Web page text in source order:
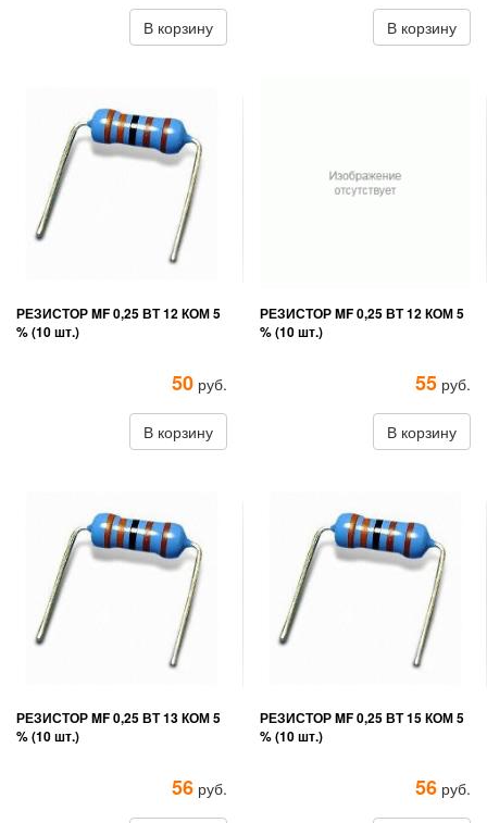
В корзину В корзину
РЕЗИСТОР MF 0,25 ВТ 12 КОМ 5
% (10 шт.)
50 руб.
В корзину
РЕЗИСТОР MF 0,25 ВТ 12 КОМ 5
% (10 шт.)
55 руб.
В корзину
РЕЗИСТОР MF 0,25 ВТ 13 КОМ 5
% (10 шт.)
56 руб.
РЕЗИСТОР MF 0,25 ВТ 15 КОМ 5
% (10 шт.)
56 руб.